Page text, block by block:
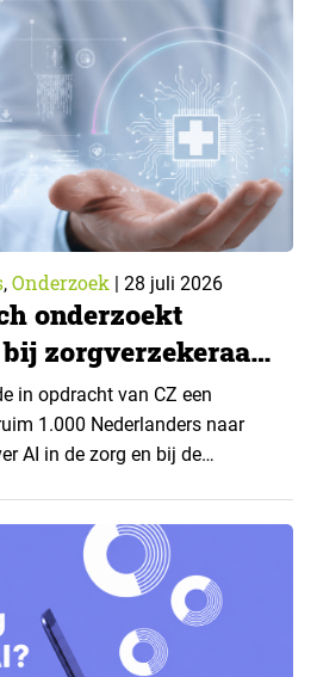
, Onderzoek | 28 juli 2026
onderzoekt
zorgverzekeraar
in opdracht van CZ een
1.000 Nederlanders naar
AI in de zorg en bij de
trekken zij een grens? Dit
door kennispartner Miles
zijn…